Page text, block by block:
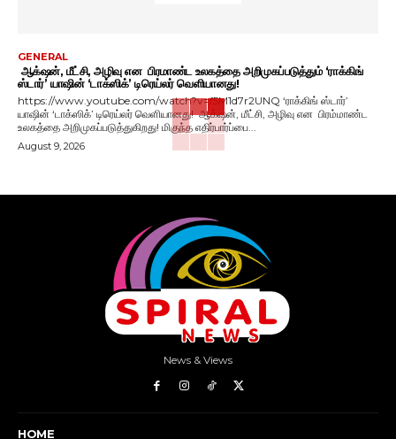
GENERAL
ஆக்‌ஷன், மீட்சி, அழிவு என பிரமாண்ட உலகத்தை அறிமுகப்படுத்தும் ‘ராக்கிங்
ஸ்டார்’ யாஷின் ‘டாக்ஸிக்’ டிரெய்லர் வெளியானது!
https://www.youtube.com/watch?v=f5M1d7r2UNQ ‘ராக்கிங் ஸ்டார்’
யாஷின் ‘டாக்ஸிக்’ டிரெய்லர் வெளியானது! ஆக்‌ஷன், மீட்சி, அழிவு என பிரம்மாண்ட
உலகத்தை அறிமுகப்படுத்துகிறது! மிகுந்த எதிர்பார்ப்பை...
August 9, 2026
News & Views
HOME